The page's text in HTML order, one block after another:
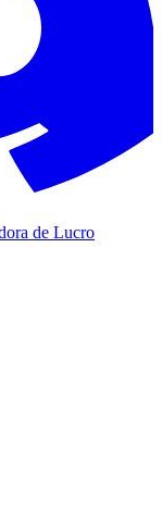
de Lucro